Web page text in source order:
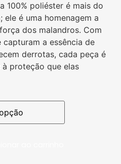
100% poliéster é mais do
ele é uma homenagem a
dos malandros. Com
a essência de
derrotas, cada peça é
proteção que elas